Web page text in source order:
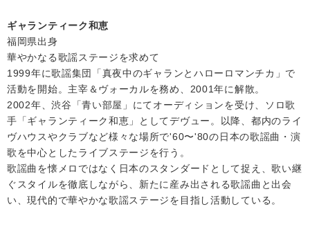
ギャランティーク和恵
福岡県出身
華やかなる歌謡ステージを求めて
1999年に歌謡集団「真夜中のギャランとハローロマンチカ」で
活動を開始。主宰＆ヴォーカルを務め、2001年に解散。
2002年、渋谷「青い部屋」にてオーディションを受け、ソロ歌
手「ギャランティーク和恵」としてデヴュー。以降、都内のライ
ヴハウスやクラブなど様々な場所で'60〜'80の日本の歌謡曲・演
歌を中心としたライブステージを行う。
歌謡曲を懐メロではなく日本のスタンダードとして捉え、歌い継
ぐスタイルを徹底しながら、新たに産み出される歌謡曲と出会
い、現代的で華やかな歌謡ステージを目指し活動している。